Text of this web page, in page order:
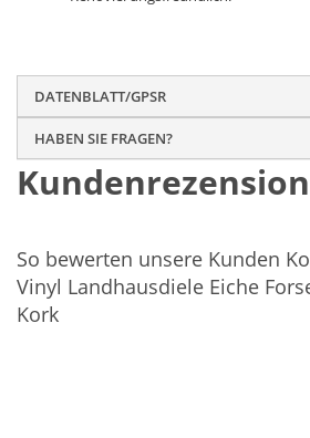
DATENBLATT/GPSR
HABEN SIE FRAGEN?
So bewerten unsere Kunden
Vinyl Landhausdiele Eiche
Kork